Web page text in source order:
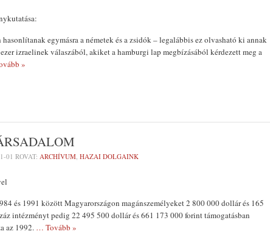
egymásra a németek és a zsidók – legalábbis ez olvasható ki annak
ezer izraelinek válaszából, akiket a hamburgi lap megbízásából kérdezett meg a
»
01 ROVAT: ARCHÍVUM, HAZAI DOLGAINK
és 1991 között Magyarországon magánszemélyeket 2 800 000 dollár és 165
intézményt pedig 22 495 500 dollár és 661 173 000 forint támogatásban
az 1992. … Tovább »